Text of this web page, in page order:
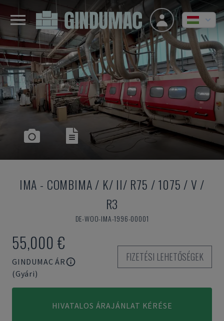
IMA - COMBIMA / K/ II/ R75 / 1075 / V /
R3
DE-WOO-IMA-1996-00001
55,000 €
GINDUMAC ÁR
(Gyári)
FIZETÉSI LEHETŐSÉGEK
HIVATALOS ÁRAJÁNLAT KÉRÉSE